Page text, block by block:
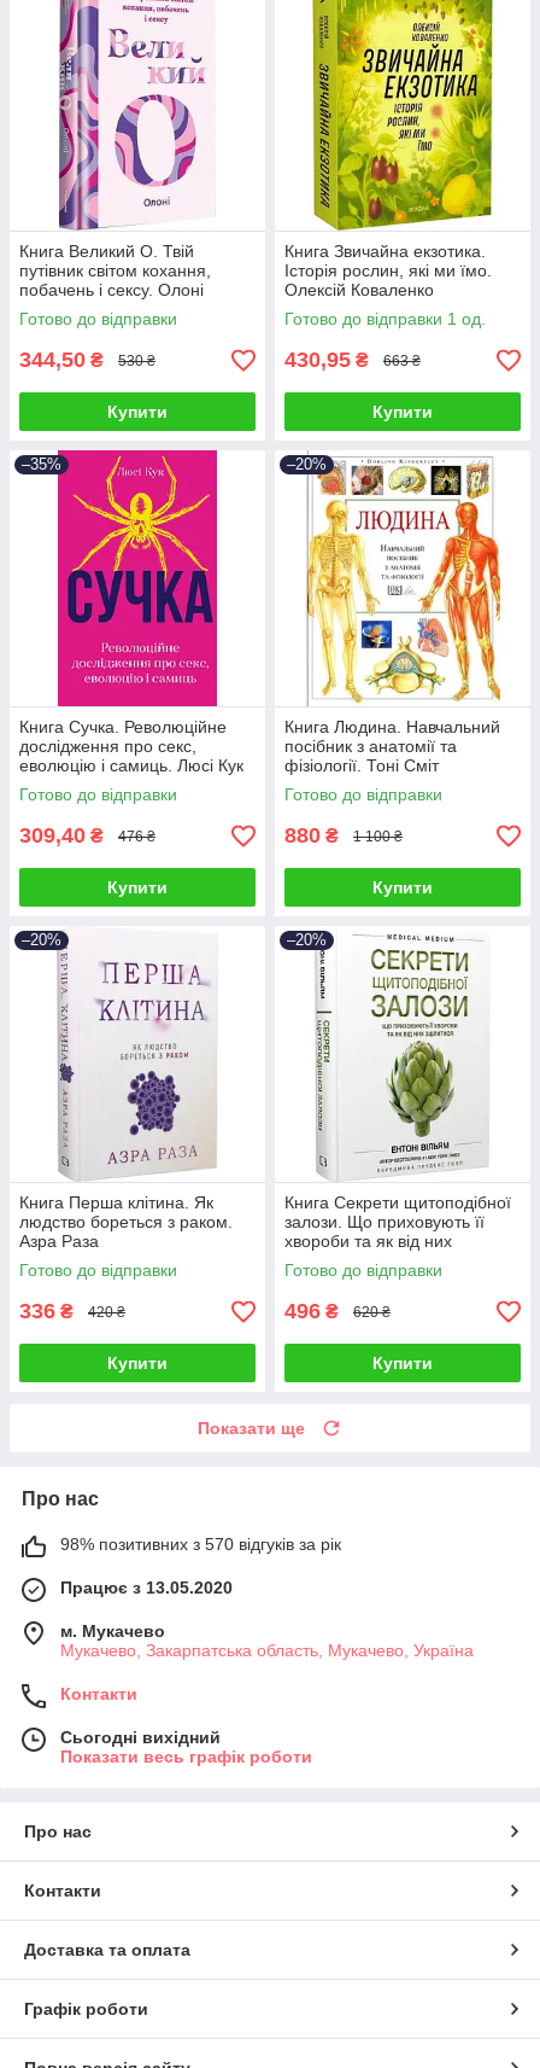
Книга Великий О. Твій
путівник світом кохання,
побачень і сексу. Олоні
Готово до відправки
344,50 ₴ 530 ₴
Купити
Книга Звичайна екзотика.
Історія рослин, які ми їмо.
Олексій Коваленко
Готово до відправки 1 од.
430,95 ₴ 663 ₴
Купити
–35%
Книга Сучка. Революційне
дослідження про секс,
еволюцію і самиць. Люсі Кук
Готово до відправки
309,40 ₴ 476 ₴
Купити
–20%
Книга Людина. Навчальний
посібник з анатомії та
фізіології. Тоні Сміт
Готово до відправки
880 ₴ 1 100 ₴
Купити
–20%
Книга Перша клітина. Як
людство бореться з раком.
Азра Раза
Готово до відправки
336 ₴ 420 ₴
Купити
–20%
Книга Секрети щитоподібної
залози. Що приховують її
хвороби та як від них
зцілитися. Ентоні Вільям
Готово до відправки
496 ₴ 620 ₴
Купити
Показати ще
Про нас
98% позитивних з 570 відгуків за рік
Працює з 13.05.2020
м. Мукачево
Мукачево, Закарпатська область, Мукачево, Україна
Контакти
Сьогодні вихідний
Показати весь графік роботи
Про нас
Контакти
Доставка та оплата
Графік роботи